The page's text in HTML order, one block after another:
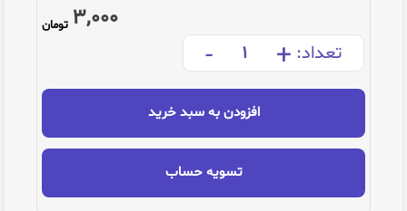
3,000 تومان
تعداد: +
-
افزودن به سبد خرید
تسویه حساب